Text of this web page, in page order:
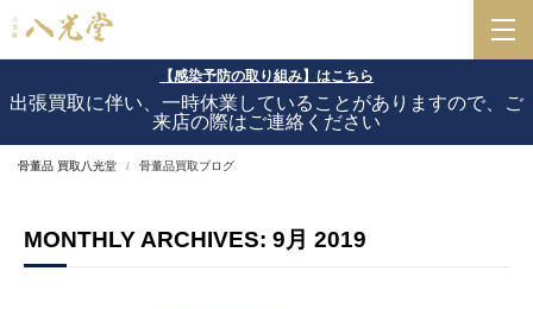
【感染予防の取り組み】はこちら
出張買取に伴い、一時休業していることがありますので、ご
来店の際はご連絡ください
骨董品 買取八光堂 骨董品買取ブログ
MONTHLY ARCHIVES: 9月 2019